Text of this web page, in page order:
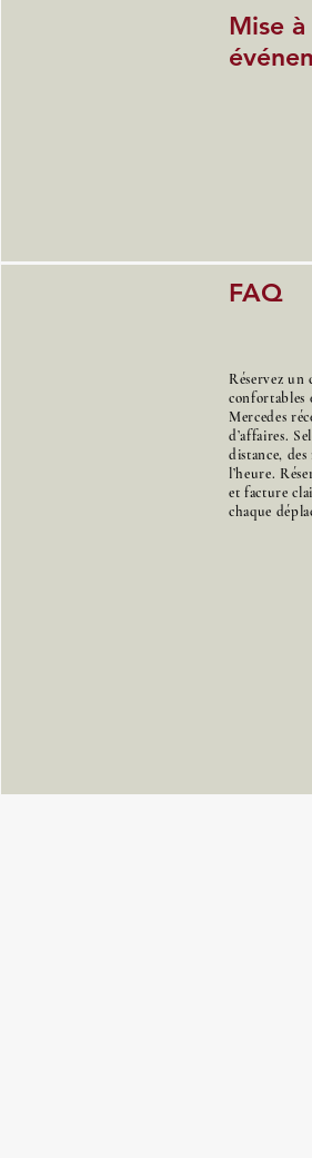
Mise
FAQ
Réservez
confortables
Mercedes
d’affaires.
distance,
l’heure.
et facture
chaque